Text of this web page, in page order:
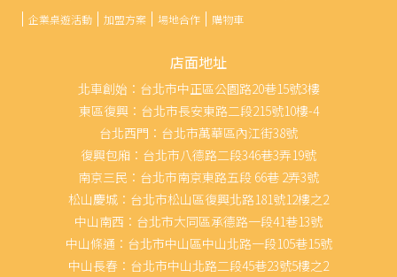
企業桌遊活動
加盟方案 場地合作 購物車
店面地址
北車創始：台北市中正區公園路20巷15號3樓
東區復興：台北市長安東路二段215號10樓-4
台北西門：台北市萬華區內江街38號
復興包廂：台北市八德路二段346巷3弄19號
南京三民：台北市南京東路五段 66巷 2弄3號
松山慶城：台北市松山區復興北路181號12樓之2
中山南西：台北市大同區承德路一段41巷13號
中山條通：台北市中山區中山北路一段105巷15號
中山長春：台北市中山北路二段45巷23號5樓之2